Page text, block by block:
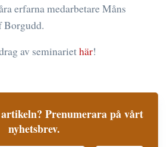
erfarna medarbetare Måns
Borgudd.
av seminariethär!
Prenumerara på vårt
nyhetsbrev.